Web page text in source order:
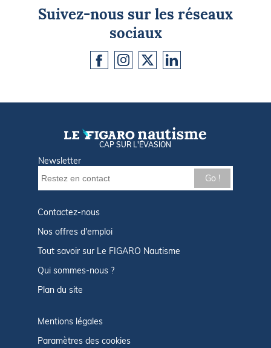
Suivez-nous sur les réseaux
sociaux
CAP SUR L'ÉVASION
Newsletter
Go !
Contactez-nous
Nos offres d'emploi
Tout savoir sur Le FIGARO Nautisme
Qui sommes-nous ?
Plan du site
Mentions légales
Paramètres des cookies